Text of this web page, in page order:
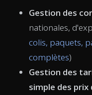
Gestion des
nationales,
colis, paquets,
complètes)
Gestion des
simple des